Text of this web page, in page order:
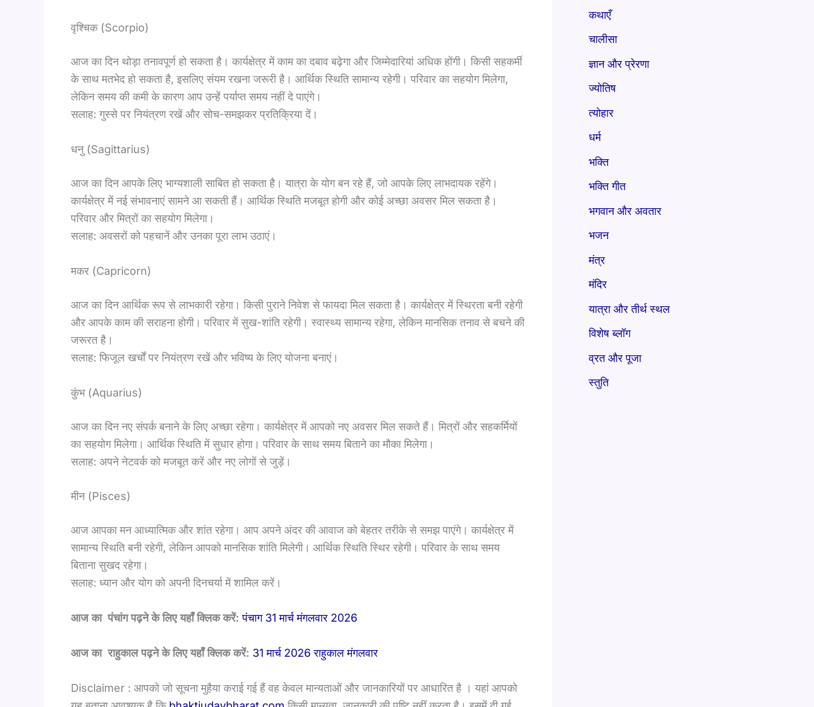
वृश्चिक (Scorpio)
आज का दिन थोड़ा तनावपूर्ण हो सकता है। कार्यक्षेत्र में काम का दबाव बढ़ेगा और जिम्मेदारियां अधिक होंगी। किसी सहकर्मी
के साथ मतभेद हो सकता है, इसलिए संयम रखना जरूरी है। आर्थिक स्थिति सामान्य रहेगी। परिवार का सहयोग मिलेगा,
लेकिन समय की कमी के कारण आप उन्हें पर्याप्त समय नहीं दे पाएंगे।
सलाह: गुस्से पर नियंत्रण रखें और सोच-समझकर प्रतिक्रिया दें।
धनु (Sagittarius)
आज का दिन आपके लिए भाग्यशाली साबित हो सकता है। यात्रा के योग बन रहे हैं, जो आपके लिए लाभदायक रहेंगे।
कार्यक्षेत्र में नई संभावनाएं सामने आ सकती हैं। आर्थिक स्थिति मजबूत होगी और कोई अच्छा अवसर मिल सकता है।
परिवार और मित्रों का सहयोग मिलेगा।
सलाह: अवसरों को पहचानें और उनका पूरा लाभ उठाएं।
मकर (Capricorn)
आज का दिन आर्थिक रूप से लाभकारी रहेगा। किसी पुराने निवेश से फायदा मिल सकता है। कार्यक्षेत्र में स्थिरता बनी रहेगी
और आपके काम की सराहना होगी। परिवार में सुख-शांति रहेगी। स्वास्थ्य सामान्य रहेगा, लेकिन मानसिक तनाव से बचने की
जरूरत है।
सलाह: फिजूल खर्चों पर नियंत्रण रखें और भविष्य के लिए योजना बनाएं।
कुंभ (Aquarius)
आज का दिन नए संपर्क बनाने के लिए अच्छा रहेगा। कार्यक्षेत्र में आपको नए अवसर मिल सकते हैं। मित्रों और सहकर्मियों
का सहयोग मिलेगा। आर्थिक स्थिति में सुधार होगा। परिवार के साथ समय बिताने का मौका मिलेगा।
सलाह: अपने नेटवर्क को मजबूत करें और नए लोगों से जुड़ें।
मीन (Pisces)
आज आपका मन आध्यात्मिक और शांत रहेगा। आप अपने अंदर की आवाज को बेहतर तरीके से समझ पाएंगे। कार्यक्षेत्र में
सामान्य स्थिति बनी रहेगी, लेकिन आपको मानसिक शांति मिलेगी। आर्थिक स्थिति स्थिर रहेगी। परिवार के साथ समय
बिताना सुखद रहेगा।
सलाह: ध्यान और योग को अपनी दिनचर्या में शामिल करें।
आज का पंचांग पढ़ने के लिए यहाँ क्लिक करें: पंचाग 31 मार्च मंगलवार 2026
आज का राहुकाल पढ़ने के लिए यहाँ क्लिक करें: 31 मार्च 2026 राहुकाल मंगलवार
Disclaimer : आपको जो सूचना मुहैया कराई गई हैं वह केवल मान्यताओं और जानकारियों पर आधारित है । यहां आपको
कथाएँ
चालीसा
ज्ञान और प्रेरणा
ज्योतिष
त्योहार
धर्म
भक्ति
भक्ति गीत
भगवान और अवतार
भजन
मंत्र
मंदिर
यात्रा और तीर्थ स्थल
विशेष ब्लॉग
व्रत और पूजा
स्तुति